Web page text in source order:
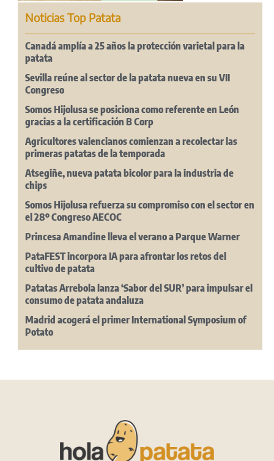
Noticias Top Patata
Canadá amplía a 25 años la protección varietal para la
patata
Sevilla reúne al sector de la patata nueva en su VII
Congreso
Somos Hijolusa se posiciona como referente en León
gracias a la certificación B Corp
Agricultores valencianos comienzan a recolectar las
primeras patatas de la temporada
Atsegiñe, nueva patata bicolor para la industria de
chips
Somos Hijolusa refuerza su compromiso con el sector en
el 28º Congreso AECOC
Princesa Amandine lleva el verano a Parque Warner
PataFEST incorpora IA para afrontar los retos del
cultivo de patata
Patatas Arrebola lanza ‘Sabor del SUR’ para impulsar el
consumo de patata andaluza
Madrid acogerá el primer International Symposium of
Potato